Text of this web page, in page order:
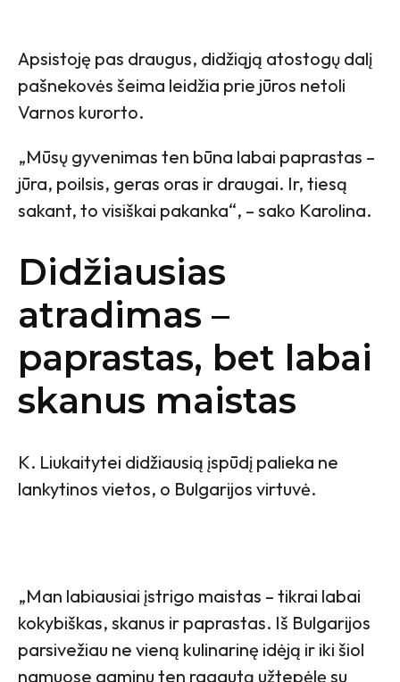
Apsistoję pas draugus, didžiąją atostogų dalį
pašnekovės šeima leidžia prie jūros netoli
Varnos kurorto.
„Mūsų gyvenimas ten būna labai paprastas –
jūra, poilsis, geras oras ir draugai. Ir, tiesą
sakant, to visiškai pakanka“, – sako Karolina.
Didžiausias
atradimas –
paprastas, bet labai
skanus maistas
K. Liukaitytei didžiausią įspūdį palieka ne
lankytinos vietos, o Bulgarijos virtuvė.
„Man labiausiai įstrigo maistas – tikrai labai
kokybiškas, skanus ir paprastas. Iš Bulgarijos
parsivežiau ne vieną kulinarinę idėją ir iki šiol
namuose gaminu ten ragautą užtepėlę su